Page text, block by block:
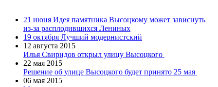
21 июня Идея памятника Высоцкому может зависнуть
из-за расплодившихся Лениных
19 октября Лучший модернистский
12 августа 2015
Илья Свиридов открыл улицу Высоцкого
22 мая 2015
Решение об улице Высоцкого будет принято 25 мая
06 мая 2015